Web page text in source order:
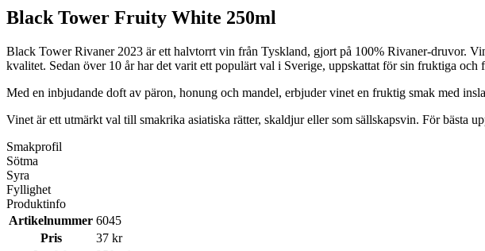
Black Tower Fruity White 250ml
Black Tower Rivaner 2023 är ett halvtorrt vin från Tyskland, gjort på 100% Rivaner-druvor.
kvalitet. Sedan över 10 år har det varit ett populärt val i Sverige, uppskattat för sin fruktiga och
Med en inbjudande doft av päron, honung och mandel, erbjuder vinet en fruktig smak med
Vinet är ett utmärkt val till smakrika asiatiska rätter, skaldjur eller som sällskapsvin. För bästa
Smakprofil
Sötma
Syra
Fyllighet
Produktinfo
Artikelnummer 6045
Pris
37 kr